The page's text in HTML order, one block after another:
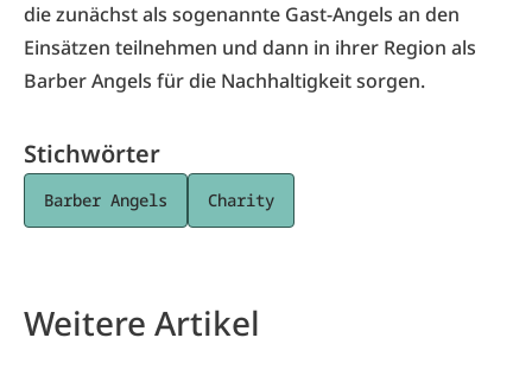
die zunächst als sogenannte Gast-Angels an den
Einsätzen teilnehmen und dann in ihrer Region als
Barber Angels für die Nachhaltigkeit sorgen.
Stichwörter
Barber Angels Charity
Weitere Artikel